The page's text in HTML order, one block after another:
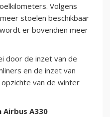
Volgens
stoelen beschikbaar
er bovendien meer
door de inzet van de
en de inzet van
van de winter
Airbus A330